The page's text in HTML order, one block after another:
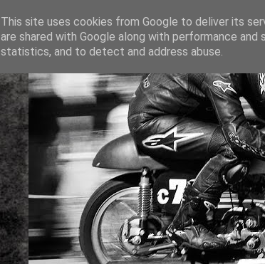
This site uses cookies from Google to deliver its
are shared with Google along with performance
statistics, and to detect and address abuse.